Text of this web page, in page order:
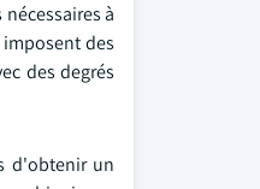
à
des
des degrés
d'obtenir un